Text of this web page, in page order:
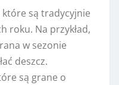
które są tradycyjnie
roku. Na przykład,
w sezonie
deszcz.
są grane o